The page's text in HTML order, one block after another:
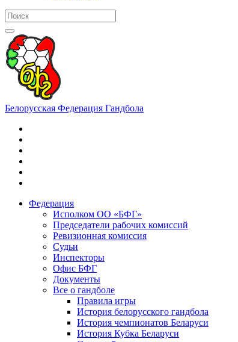
Белорусская Федерация Гандбола
Федерация
Исполком ОО «БФГ»
Председатели рабочих комиссий
Ревизионная комиссия
Судьи
Инспекторы
Офис БФГ
Документы
Все о гандболе
Правила игры
История белорусского гандбола
История чемпионатов Беларуси
История Кубка Беларуси